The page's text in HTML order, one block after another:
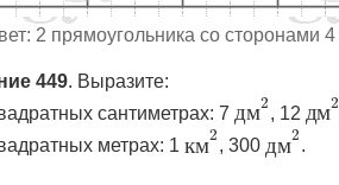
2 прямоугольника со сторонами
449. Выразите:
сантиметрах: 7 дм2
м2
, 12 дм2
м2
метрах: 1 км2
2
, 300 дм2
д м2
.